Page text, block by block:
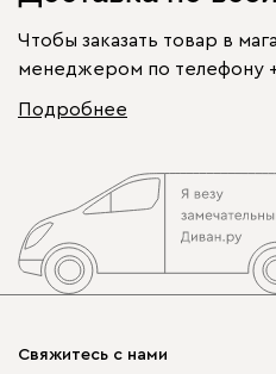
Чтобы заказать товар в
менеджером по телефону
Подробнее
Свяжитесь с нами